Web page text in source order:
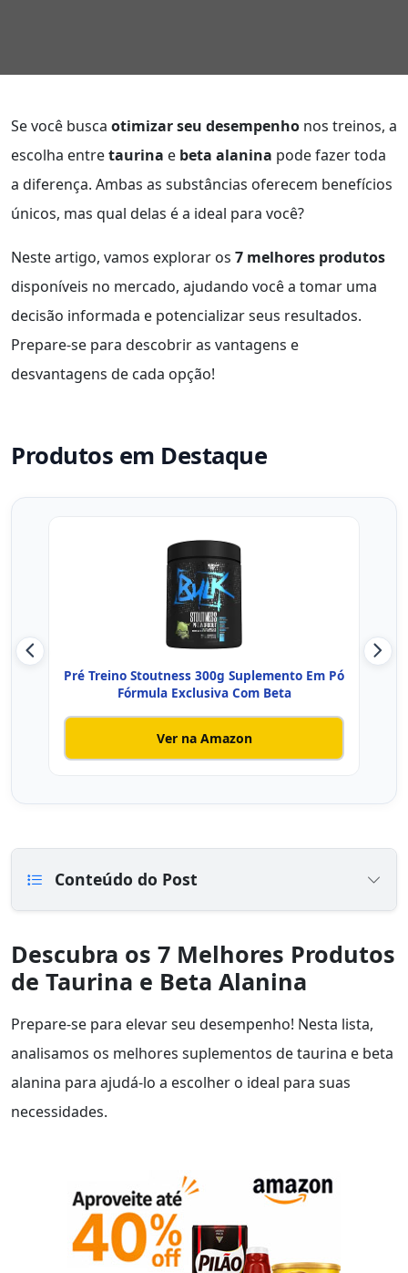
Se você busca otimizar seu desempenho nos treinos, a
escolha entretaurina e beta alanina pode fazer toda
a diferença. Ambas as substâncias oferecem benefícios
únicos, mas qual delas é a ideal para você?
Neste artigo, vamos explorar os 7 melhores produtos
disponíveis no mercado, ajudando você a tomar uma
decisão informada e potencializar seus resultados.
Prepare-se para descobrir as vantagens e
desvantagens de cada opção!
Produtos em Destaque
Pré Treino Stoutness 300g Suplemento Em Pó
Fórmula Exclusiva Com Beta
Ver na Amazon
Conteúdo do Post
Descubra os 7 Melhores Produtos
de Taurina e Beta Alanina
Prepare-se para elevar seu desempenho! Nesta lista,
analisamos os melhores suplementos de taurina e beta
alanina para ajudá-lo a escolher o ideal para suas
necessidades.